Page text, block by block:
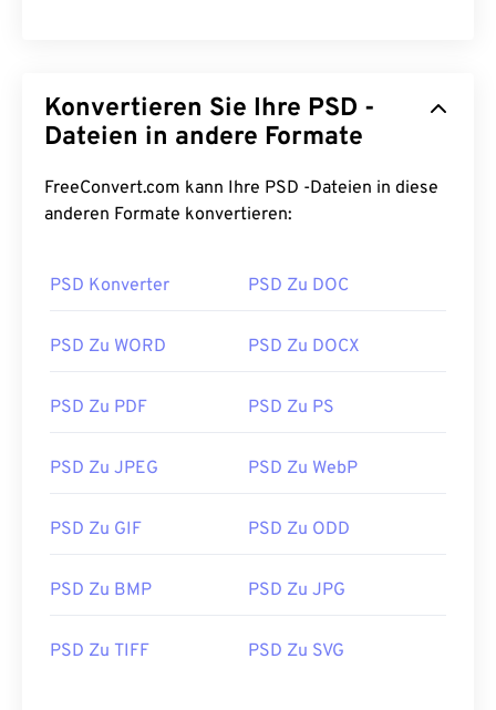
Konvertieren Sie Ihre PSD -
Dateien in andere Formate
FreeConvert.com kann Ihre PSD -Dateien in diese
anderen Formate konvertieren:
PSD Konverter PSD Zu DOC
PSD Zu WORD PSD Zu DOCX
PSD Zu PDF PSD Zu PS
PSD Zu JPEG PSD Zu WebP
PSD Zu GIF PSD Zu ODD
PSD Zu BMP PSD Zu JPG
PSD Zu TIFF PSD Zu SVG